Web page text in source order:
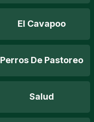
El Cavapoo
Perros De Pastoreo
Salud